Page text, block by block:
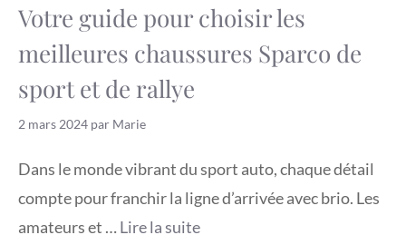
Votre guide pour choisir les
meilleures chaussures Sparco de
sport et de rallye
2 mars 2024 par Marie
Dans le monde vibrant du sport auto, chaque détail
compte pour franchir la ligne d’arrivée avec brio. Les
amateurs et …Lire la suite